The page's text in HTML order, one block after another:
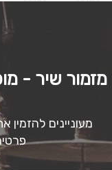
מזמור שיר -
מעוניינים